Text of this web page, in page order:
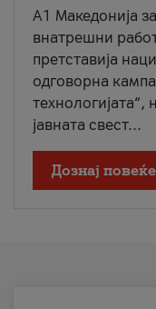
A1 Македонија
внатрешни
претставија
одговорна
јавната свест...
Дознај повеќе